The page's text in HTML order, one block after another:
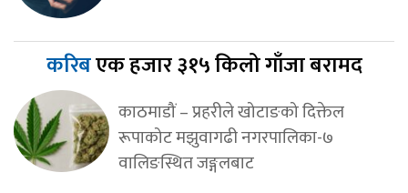
करिबएक हजार ३१५ किलो गाँजा बरामद
काठमाडौं – प्रहरीले खोटाङको दिक्तेल
रूपाकोट मझुवागढी नगरपालिका-७
वालिङस्थित जङ्गलबाट